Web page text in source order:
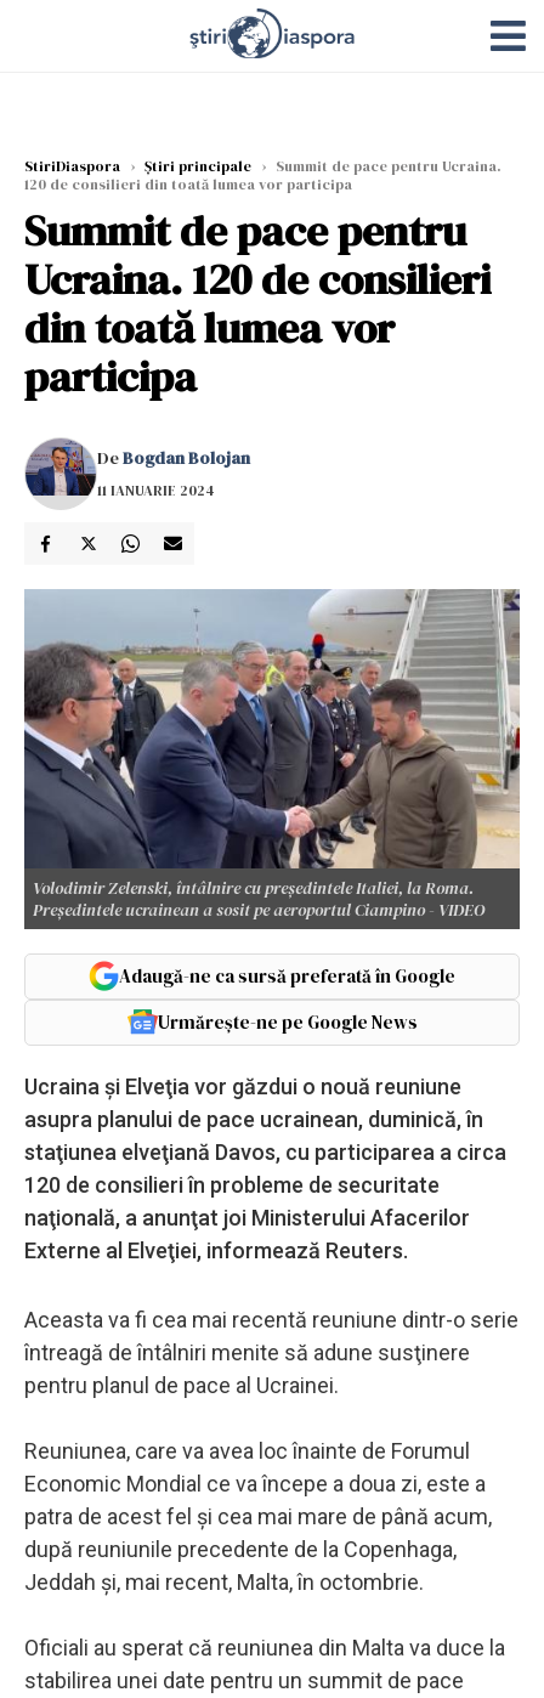
StiriDiaspora › Știri principale › Summit de pace pentru Ucraina.
120 de consilieri din toată lumea vor participa
Summit de pace pentru
Ucraina. 120 de consilieri
din toată lumea vor
participa
DeBogdan Bolojan
11 IANUARIE 2024
Volodimir Zelenski, întâlnire cu președintele Italiei, la Roma.
Preşedintele ucrainean a sosit pe aeroportul Ciampino - VIDEO
Adaugă-ne ca sursă preferată în Google
Urmărește-ne pe Google News
Ucraina şi Elveţia vor găzdui o nouă reuniune
asupra planului de pace ucrainean, duminică, în
staţiunea elveţiană Davos, cu participarea a circa
120 de consilieri în probleme de securitate
naţională, a anunţat joi Ministerului Afacerilor
Externe al Elveţiei, informează Reuters.
Aceasta va fi cea mai recentă reuniune dintr-o serie
întreagă de întâlniri menite să adune susţinere
pentru planul de pace al Ucrainei.
Reuniunea, care va avea loc înainte de Forumul
Economic Mondial ce va începe a doua zi, este a
patra de acest fel şi cea mai mare de până acum,
după reuniunile precedente de la Copenhaga,
Jeddah şi, mai recent, Malta, în octombrie.
Oficiali au sperat că reuniunea din Malta va duce la
stabilirea unei date pentru un summit de pace